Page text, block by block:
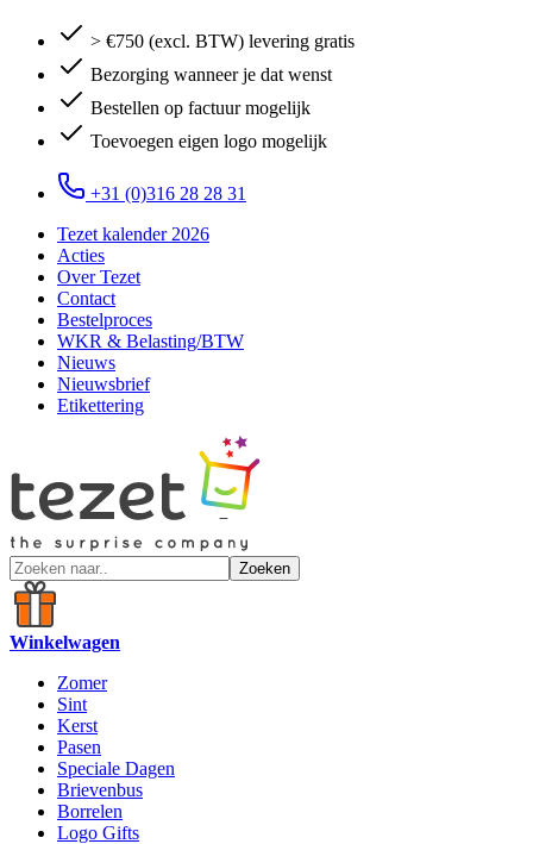
> €750 (excl. BTW) levering gratis
Bezorging wanneer je dat wenst
Bestellen op factuur mogelijk
Toevoegen eigen logo mogelijk
+31 (0)316 28 28 31
Tezet kalender 2026
Acties
Over Tezet
Contact
Bestelproces
WKR & Belasting/BTW
Nieuws
Nieuwsbrief
Etikettering
Zoeken
Winkelwagen
Zomer
Sint
Kerst
Pasen
Speciale Dagen
Brievenbus
Borrelen
Logo Gifts